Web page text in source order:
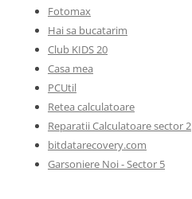
Fotomax
Hai sa bucatarim
Club KIDS 20
Casa mea
PCUtil
Retea calculatoare
Reparatii Calculatoare sector 2
bitdatarecovery.com
Garsoniere Noi - Sector 5